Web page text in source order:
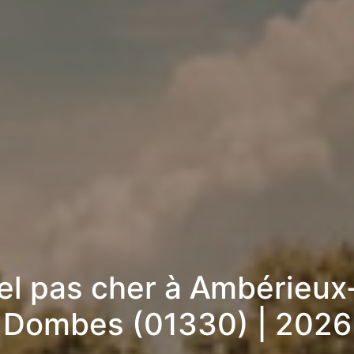
pas cher à
Dombes (01330) | 2026